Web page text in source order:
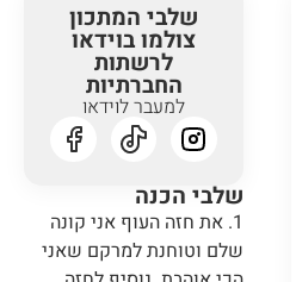
שלבי המתכון
צולמו בוידאו
לרשתות
החברתיות
למעבר לוידאו
שלבי הכנה
1. את חזה העוף אני קונה
שלם וטוחנת למרקם שאני